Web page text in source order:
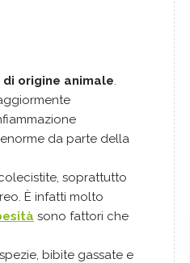
origine animale.
da parte della
soprattutto
È infatti molto
sono fattori che
bibite gassate e